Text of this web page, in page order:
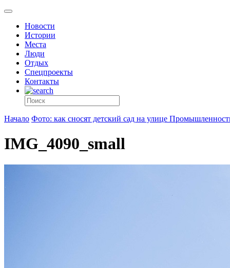
Новости
Истории
Места
Люди
Отдых
Спецпроекты
Контакты
Начало Фото: как сносят детский сад на улице
IMG_4090_small